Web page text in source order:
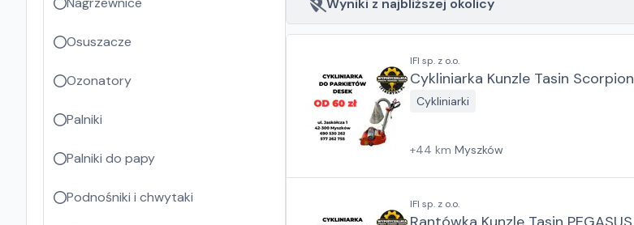
Wyniki z najbliższej okolicy
IFI sp. z o.o.
Cykliniarka Kunzle Tasin Scorpion
Cykliniarki
+44 km Myszków
IFI sp. z o.o.
Osuszacze
Ozonatory
Palniki
Palniki do papy
Podnośniki i chwytaki